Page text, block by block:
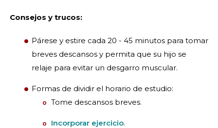
Consejos y trucos:
Párese y estire cada 20 - 45 minutos para tomar
breves descansos y permita que su hijo se
relaje para evitar un desgarro muscular.
Formas de dividir el horario de estudio:
Tome descansos breves.
Incorporar ejercicio.